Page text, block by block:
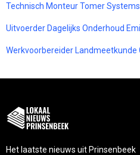
Technisch Monteur Tomer
Uitvoerder Dagelijks Onderhoud
Werkvoorbereider Landmeetkunde
Het laatste nieuws uit Prinsenbeek